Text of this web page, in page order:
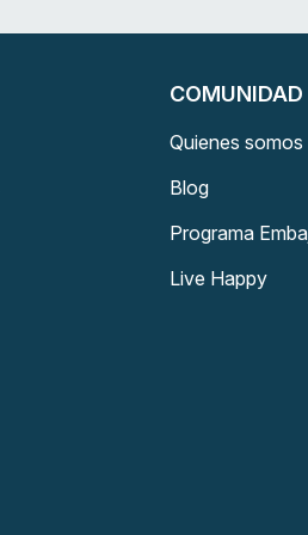
COMUNIDAD
Quienes somos
Blog
Programa
Live Happy